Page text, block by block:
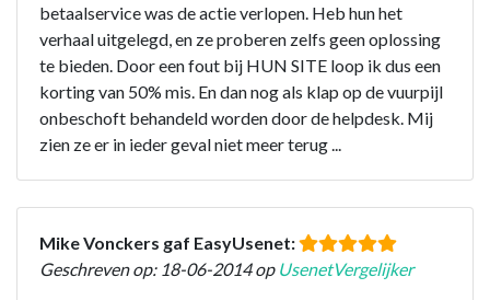
betaalservice was de actie verlopen. Heb hun het
verhaal uitgelegd, en ze proberen zelfs geen oplossing
te bieden. Door een fout bij HUN SITE loop ik dus een
korting van 50% mis. En dan nog als klap op de vuurpijl
onbeschoft behandeld worden door de helpdesk. Mij
zien ze er in ieder geval niet meer terug ...
Mike Vonckers gaf EasyUsenet:
Geschreven op: 18-06-2014 op UsenetVergelijker